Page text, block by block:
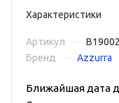
Характеристики
Артикул
Бренд
Azzurra
Ближайшая дата